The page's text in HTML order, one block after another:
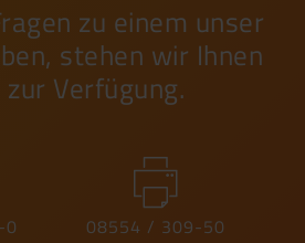
zu einem unser
stehen wir Ihnen
Verfügung.
08554 / 309-50